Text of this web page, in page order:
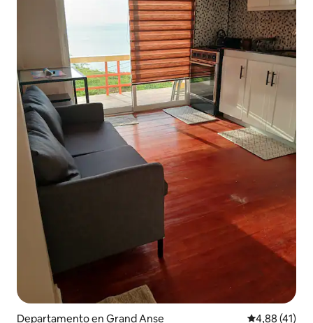
Departamento en Grand Anse Calificación
4,88 (41)